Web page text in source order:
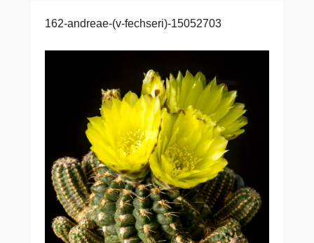
162-andreae-(v-fechseri)-15052703